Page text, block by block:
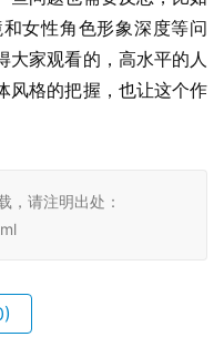
女性角色形象深度等问
大家观看的，高水平的人
风格的把握，也让这个作
，请注明出处：